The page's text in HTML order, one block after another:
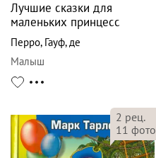
Лучшие сказки для
маленьких принцесс
Перро, Гауф,де
Малыш
2 рец.
11 фото